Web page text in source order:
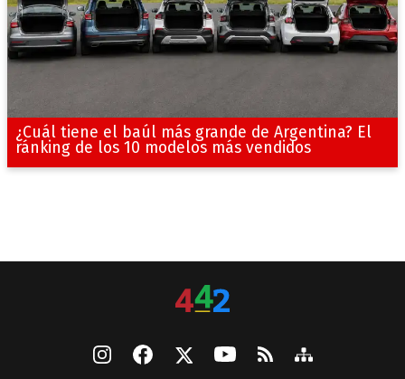
¿Cuál tiene el baúl más grande de Argentina? El
ránking de los 10 modelos más vendidos